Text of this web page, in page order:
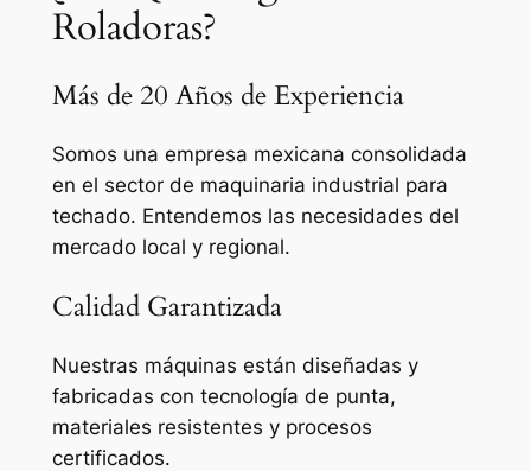
Roladoras?
Más de 20 Años de Experiencia
Somos una empresa mexicana consolidada
en el sector de maquinaria industrial para
techado. Entendemos las necesidades del
mercado local y regional.
Calidad Garantizada
Nuestras máquinas están diseñadas y
fabricadas con tecnología de punta,
materiales resistentes y procesos
certificados.